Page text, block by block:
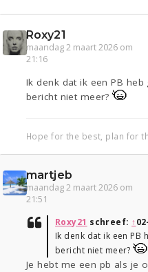
Roxy21
maandag 2 maart 2026 om
21:16
Ik denk dat ik een PB
bericht niet meer?
Hope for the best, plan for
martjeb
maandag 2 maart 2026 om
21:51
Roxy21 schreef: ↑
Ik denk dat ik een PB
bericht niet meer?
Je hebt me een pb als je